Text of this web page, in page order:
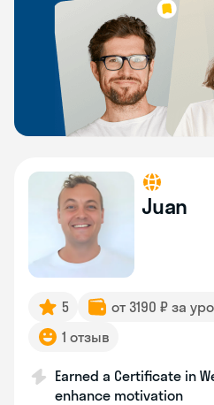
Juan
5 от 3190 ₽ за
1 отзыв
Earned a Certificate in
enhance motivation